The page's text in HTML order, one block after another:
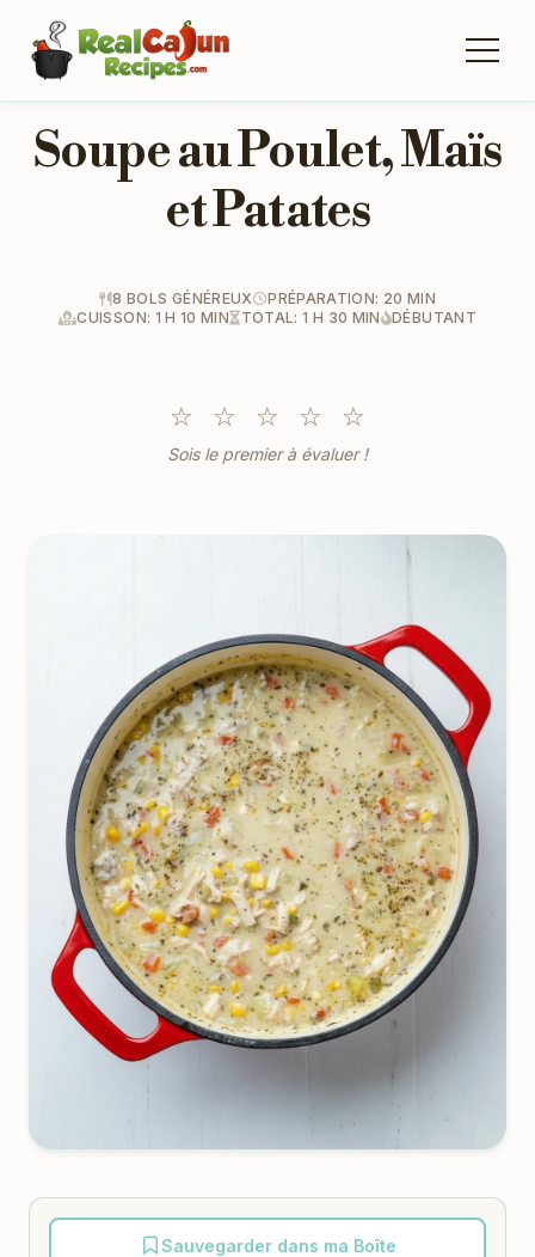
Soupe au Poulet, Maïs
et Patates
8 BOLS GÉNÉREUX
PRÉPARATION: 20 MIN
CUISSON: 1 H 10 MIN
TOTAL: 1 H 30 MIN DÉBUTANT
☆ ☆ ☆ ☆ ☆
Sois le premier à évaluer !
Sauvegarder dans ma Boîte